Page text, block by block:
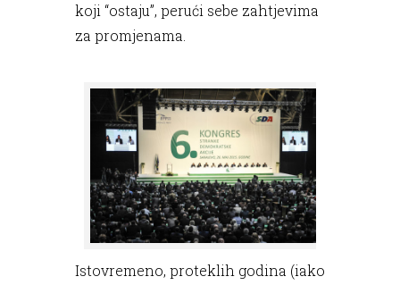
koji “ostaju”, perući sebe zahtjevima
za promjenama.
Istovremeno, proteklih godina (iako